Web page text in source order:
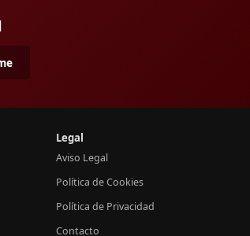
Legal
Aviso Legal
Política de Cookies
Política de Privacidad
Contacto